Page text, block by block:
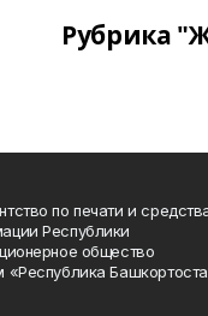
Рубрика
по печати и
Республики
общество
«Республика